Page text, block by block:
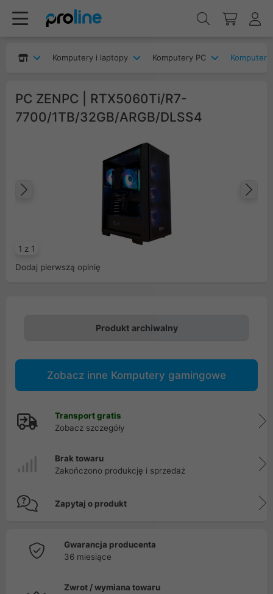
Komputery i laptopy Komputery PC
PC ZENPC | RTX5060Ti/R7-
7700/1TB/32GB/ARGB/DLSS4
1 z 1
Poprzedni
Dodaj pierwszą opinię
Produkt archiwalny
Zobacz inne Komputery gamingowe
Transport gratis
Zobacz szczegóły
Brak towaru
Zakończono produkcję i sprzedaż
Zapytaj o produkt
Gwarancja producenta
36 miesiące
Zwrot / wymiana towaru